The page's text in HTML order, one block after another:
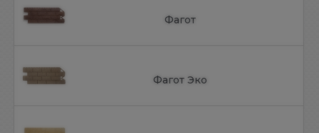
Фагот
Фагот Эко